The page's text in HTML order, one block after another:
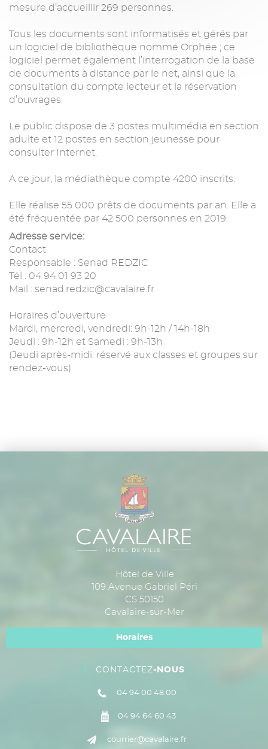
mesure d’accueillir 269 personnes.
Tous les documents sont informatisés et gérés par
un logiciel de bibliothèque nommé Orphée ; ce
logiciel permet également l’interrogation de la base
de documents à distance par le net, ainsi que la
consultation du compte lecteur et la réservation
d’ouvrages.
Le public dispose de 3 postes multimédia en section
adulte et 12 postes en section jeunesse pour
consulter Internet.
A ce jour, la médiathèque compte 4200 inscrits.
Elle réalise 55 000 prêts de documents par an. Elle a
été fréquentée par 42 500 personnes en 2019.
Adresse service:
Contact
Responsable : Senad REDZIC
Tél : 04 94 01 93 20
Mail : senad.redzic@cavalaire.fr
Horaires d’ouverture
Mardi, mercredi, vendredi: 9h-12h / 14h-18h
Jeudi : 9h-12h et Samedi : 9h-13h
(Jeudi après-midi: réservé aux classes et groupes sur
rendez-vous)
Hôtel de Ville
109 Avenue Gabriel Péri
CS 50150
Cavalaire-sur-Mer
Horaires
CONTACTEZ-NOUS
04 94 00 48 00
04 94 64 60 43
courrier@cavalaire.fr